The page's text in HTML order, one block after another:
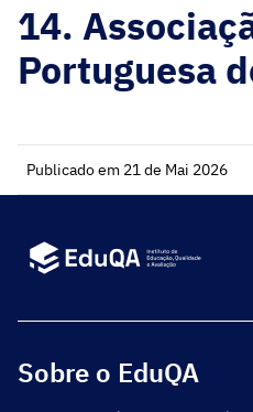
14.
Portuguesa
Publicado em 21 de Mai 2026
Sobre o EduQA